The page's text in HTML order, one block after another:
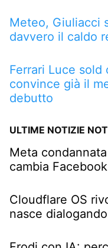
Meteo, Giuliacci
davvero il caldo
Ferrari Luce
convince già il
debutto
ULTIME NOTIZIE
Meta
cambia
Cloudflare OS
nasce dialogando